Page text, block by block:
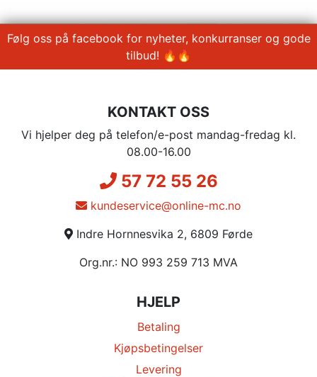
Følg oss på facebook for nyheter, konkurranser og gode
tilbud! 🔥🔥
KONTAKT OSS
Vi hjelper deg på telefon/e-post mandag-fredag kl.
08.00-16.00
57 72 55 26
kundeservice@online-mc.no
Indre Hornnesvika 2, 6809 Førde
Org.nr.: NO 993 259 713 MVA
HJELP
Betaling
Kjøpsbetingelser
Levering